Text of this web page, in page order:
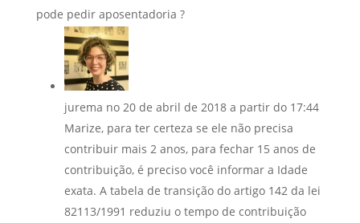
pode pedir aposentadoria ?
jurema no 20 de abril de 2018 a partir do 17:44
Marize, para ter certeza se ele não precisa
contribuir mais 2 anos, para fechar 15 anos de
contribuição, é preciso você informar a Idade
exata. A tabela de transição do artigo 142 da lei
82113/1991 reduziu o tempo de contribuição